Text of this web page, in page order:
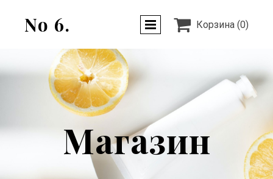
No 6.  Корзина (0)
Магазин